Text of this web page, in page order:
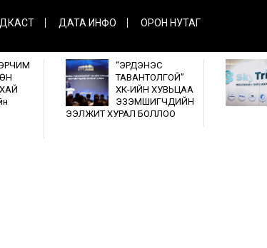
ДАТА ИНФО ОРОН НУТАГ
“ЭРДЭНЭС
ТАВАНТОЛГОЙ”
ХК-ИЙН ХУВЬЦАА
ЭЗЭМШИГЧДИЙН
ЭЭЛЖИТ ХУРАЛ БОЛЛОО